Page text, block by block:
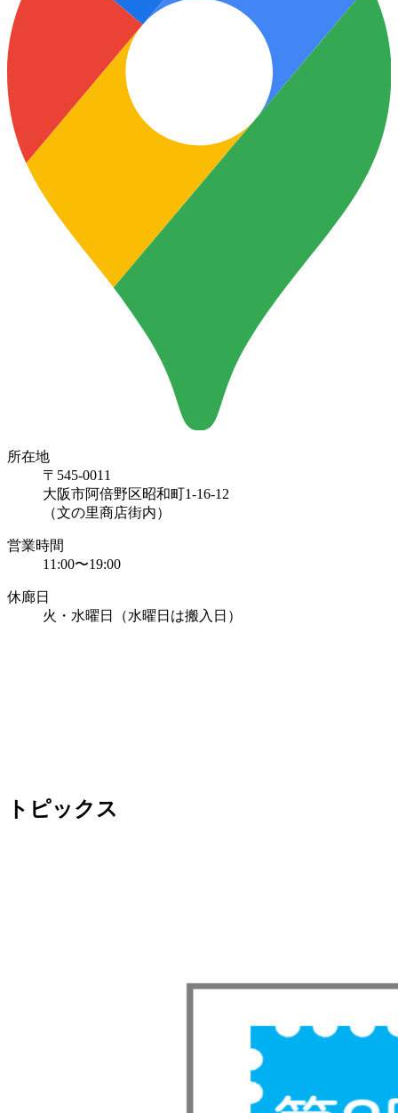
所在地
〒545-0011
大阪市阿倍野区昭和町1-16-12
（文の里商店街内）
営業時間
11:00〜19:00
休廊日
火・水曜日（水曜日は搬入日）
トピックス